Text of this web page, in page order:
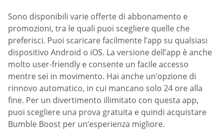
Sono disponibili varie offerte di abbonamento e
promozioni, tra le quali puoi scegliere quelle che
preferisci. Puoi scaricare facilmente l’app su qualsiasi
dispositivo Android o iOS. La versione dell’app è anche
molto user-friendly e consente un facile accesso
mentre sei in movimento. Hai anche un’opzione di
rinnovo automatico, in cui mancano solo 24 ore alla
fine. Per un divertimento illimitato con questa app,
puoi scegliere una prova gratuita e quindi acquistare
Bumble Boost per un’esperienza migliore.